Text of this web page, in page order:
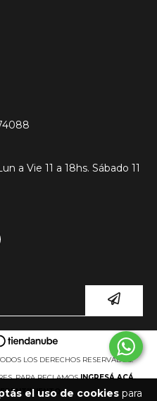
el uso de cookiespara
a Vie 11 a 18hs. Sábado 11
LOS DERECHOS RESERVADOS.
PARA RECLAMOS INGRESÁ ACÁ.